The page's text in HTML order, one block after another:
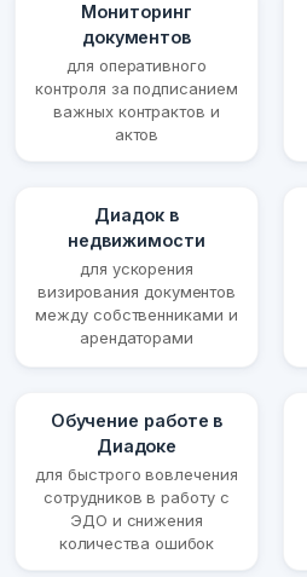
Мониторинг
документов
для оперативного
контроля за подписанием
важных контрактов и
актов
Диадок в
недвижимости
для ускорения
визирования документов
между собственниками и
арендаторами
Обучение работе в
Диадоке
для быстрого вовлечения
сотрудников в работу с
ЭДО и снижения
количества ошибок